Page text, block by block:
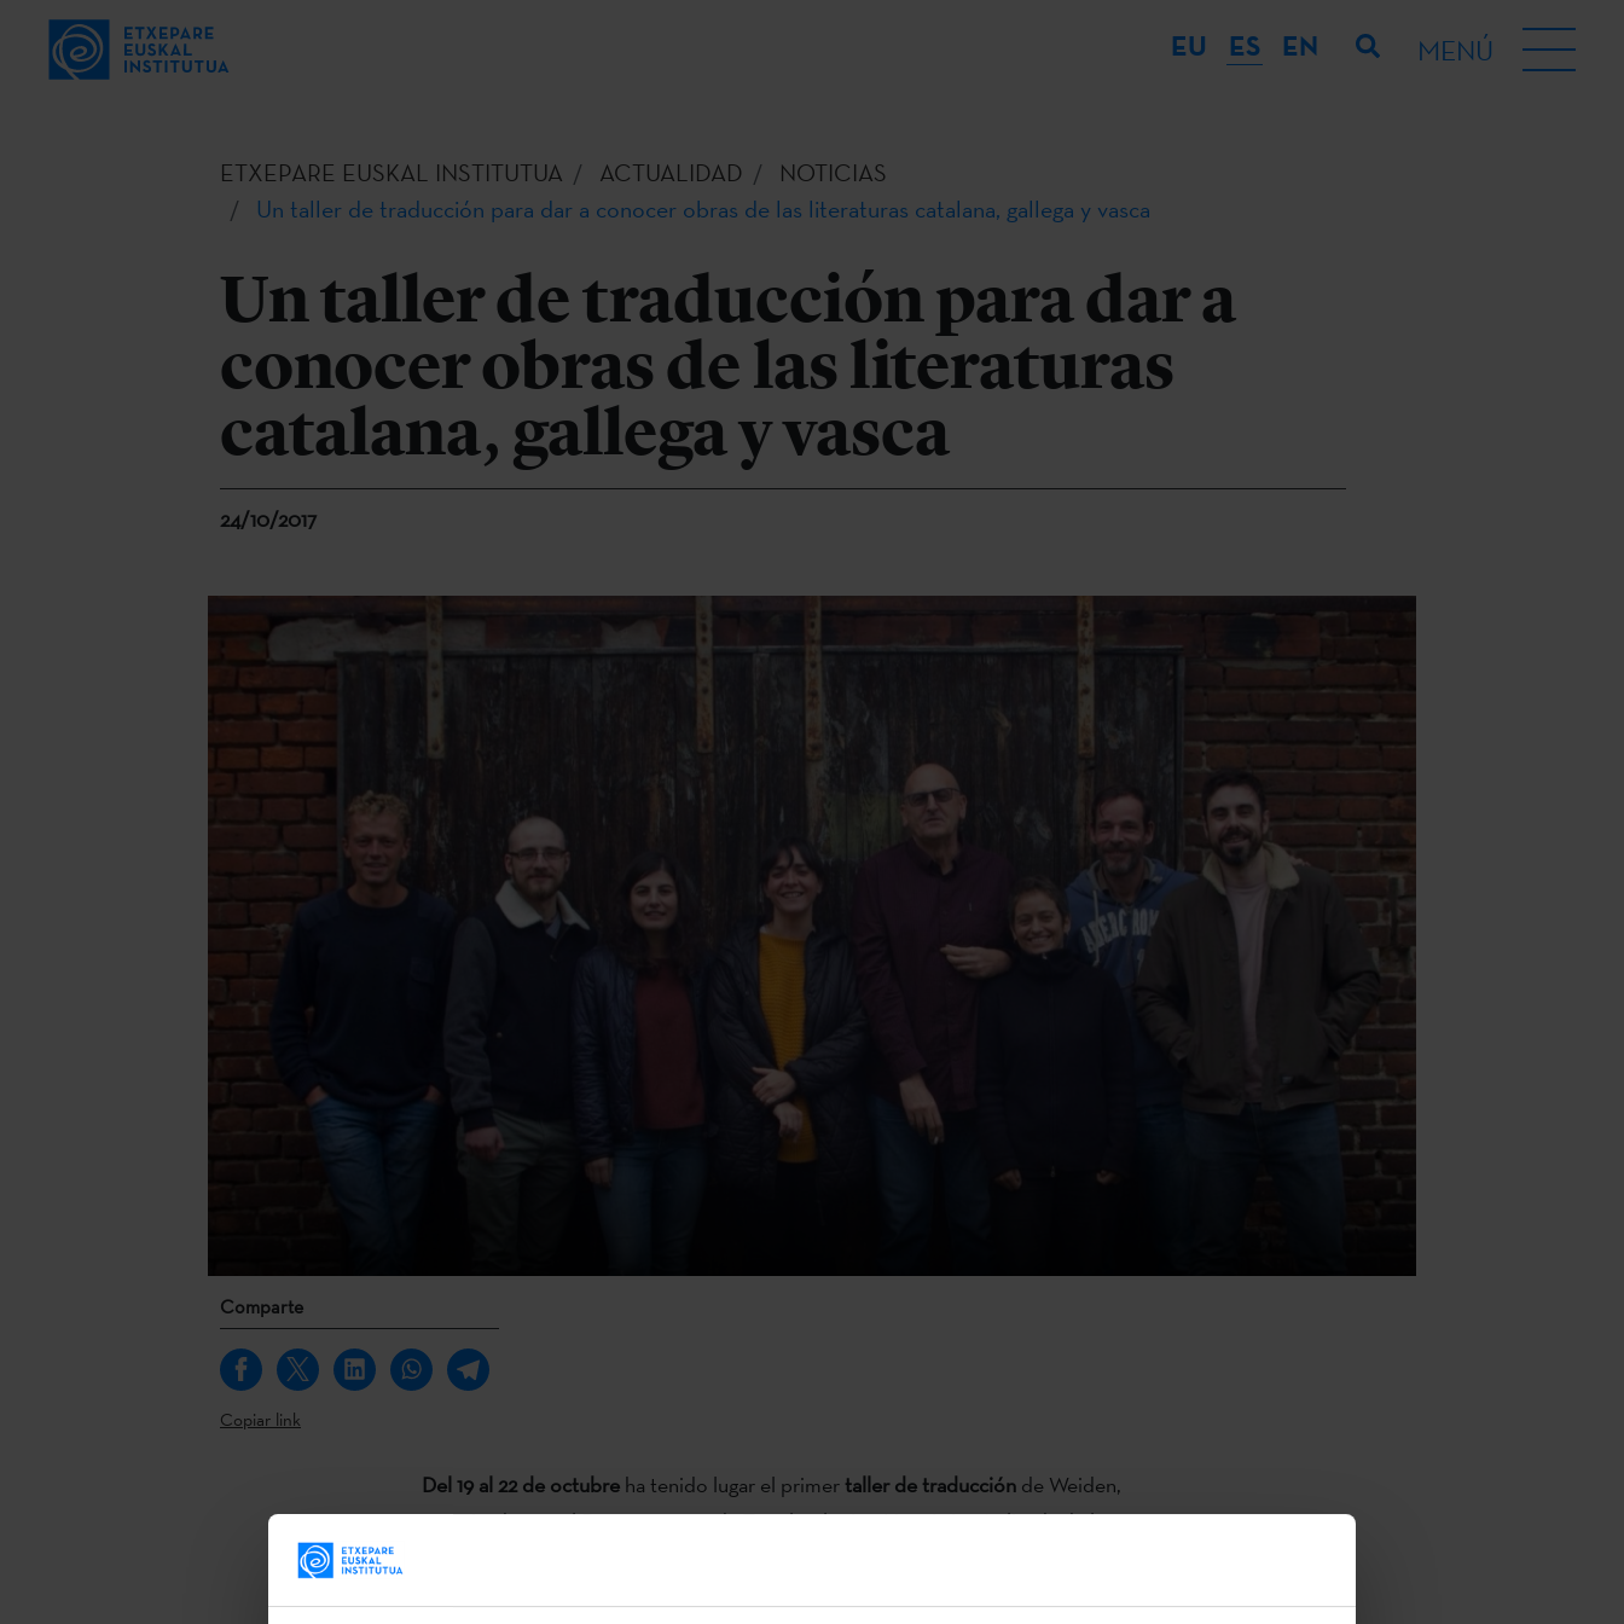
EU ES EN MENÚ
ETXEPARE EUSKAL INSTITUTUA ACTUALIDAD
NOTICIAS
Un taller de traducción para dar a conocer obras de las literaturas catalana, gallega y vasca
Un taller de traducción para dar a
conocer obras de las literaturas
catalana, gallega y vasca
24/10/2017
Comparte
Copiar link
Del 19 al 22 de octubreha tenido lugar el primertaller de traducciónde Weiden,
organizado por el Departamento de Translatología y Lingüística Aplicada de la